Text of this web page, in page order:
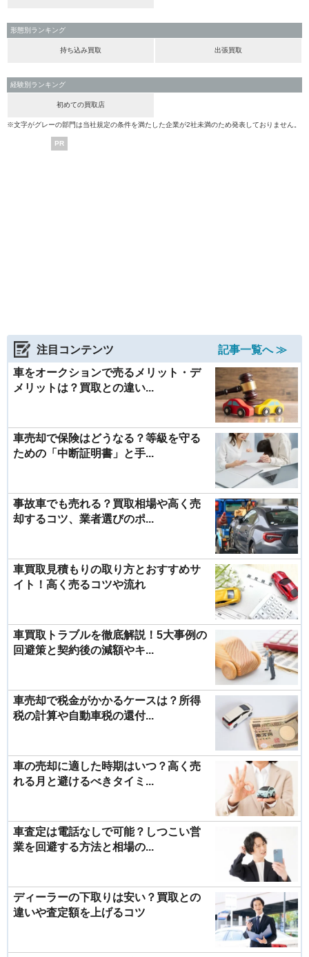
形態別ランキング
持ち込み買取 出張買取
経験別ランキング
初めての買取店
※文字がグレーの部門は当社規定の条件を満たした企業が2社未満のため発表しておりません。
PR
注目コンテンツ
記事一覧へ ≫
車をオークションで売るメリット・デ
メリットは？買取との違い...
車売却で保険はどうなる？等級を守る
ための「中断証明書」と手...
事故車でも売れる？買取相場や高く売
却するコツ、業者選びのポ...
車買取見積もりの取り方とおすすめサ
イト！高く売るコツや流れ
車買取トラブルを徹底解説！5大事例の
回避策と契約後の減額やキ...
車売却で税金がかかるケースは？所得
税の計算や自動車税の還付...
車の売却に適した時期はいつ？高く売
れる月と避けるべきタイミ...
車査定は電話なしで可能？しつこい営
業を回避する方法と相場の...
ディーラーの下取りは安い？買取との
違いや査定額を上げるコツ